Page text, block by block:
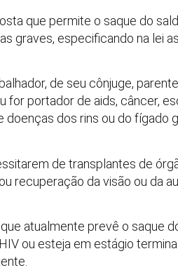
que permite o saque do
graves, especificando na lei as
de seu cônjuge,
for portador de aids, câncer,
doenças dos rins ou do fígado
de transplantes de
recuperação da visão ou da
atualmente prevê o saque
ou esteja em estágio